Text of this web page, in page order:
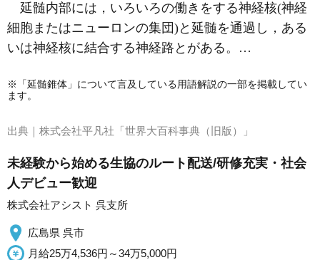
延髄内部には，いろいろの働きをする神経核(神経
細胞またはニューロンの集団)と延髄を通過し，ある
いは神経核に結合する神経路とがある。…
※「延髄錐体」について言及している用語解説の一部を掲載してい
ます。
出典｜ 株式会社平凡社「世界大百科事典（旧版）」
未経験から始める生協のルート配送/研修充実・社会
人デビュー歓迎
株式会社アシスト 呉支所
広島県 呉市
月給25万4,536円～34万5,000円